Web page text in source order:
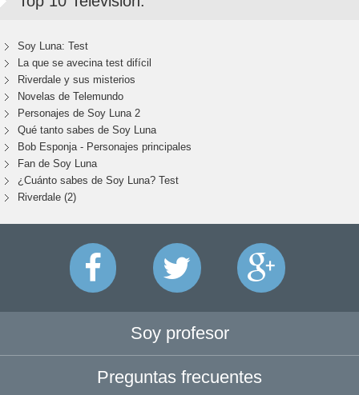
Soy Luna: Test
La que se avecina test difícil
Riverdale y sus misterios
Novelas de Telemundo
Personajes de Soy Luna 2
Qué tanto sabes de Soy Luna
Bob Esponja - Personajes principales
Fan de Soy Luna
¿Cuánto sabes de Soy Luna? Test
Riverdale (2)
Soy profesor
Preguntas frecuentes